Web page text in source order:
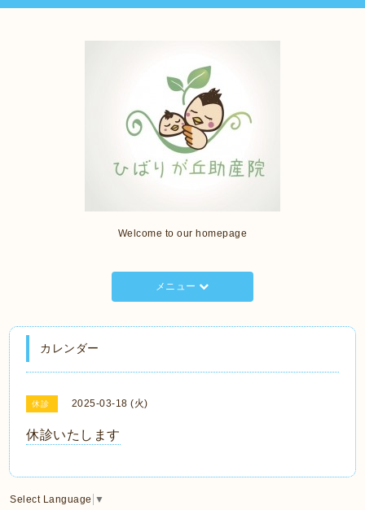
Welcome to our homepage
メニュー
カレンダー
休診 2025-03-18 (火)
休診いたします
Select Language ▼